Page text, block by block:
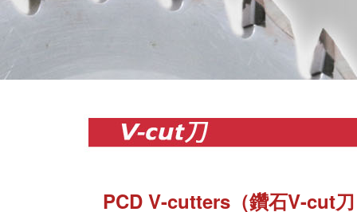
PCD V-cutters（鑽石V-cut